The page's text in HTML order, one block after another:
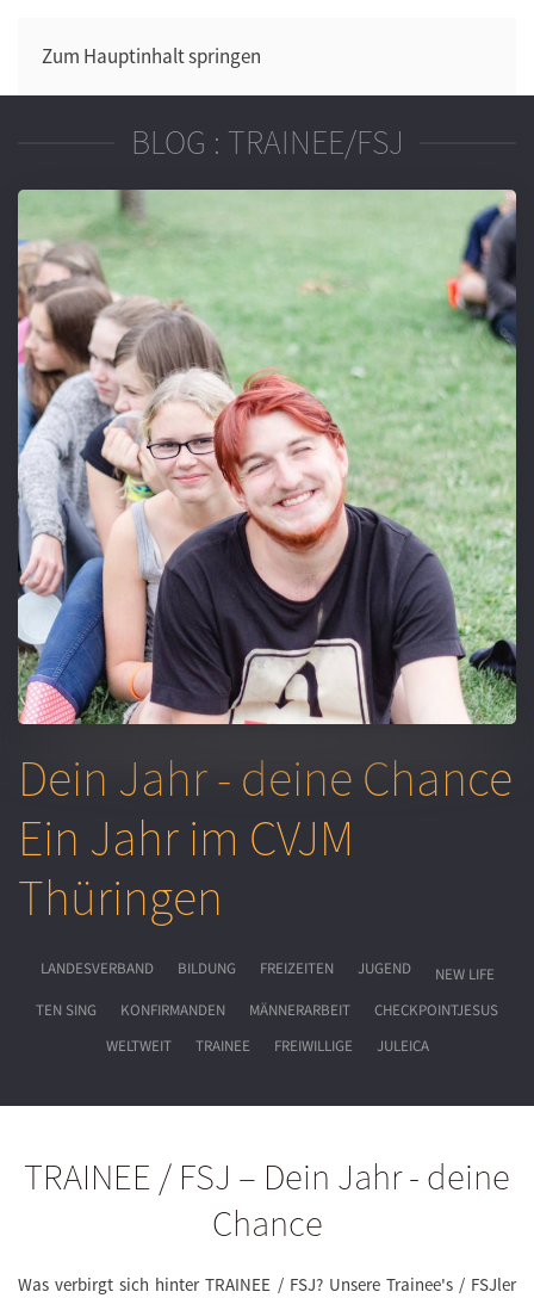
Zum Hauptinhalt springen
BLOG : TRAINEE/FSJ
Dein Jahr - deine Chance
Ein Jahr im CVJM
Thüringen
LANDESVERBAND BILDUNG FREIZEITEN JUGEND
NEW LIFE
TEN SING
KONFIRMANDEN MÄNNERARBEIT
CHECKPOINTJESUS
WELTWEIT
TRAINEE FREIWILLIGE JULEICA
TRAINEE / FSJ – Dein Jahr - deine
Chance
Was verbirgt sich hinter TRAINEE / FSJ? Unsere Trainee's / FSJler